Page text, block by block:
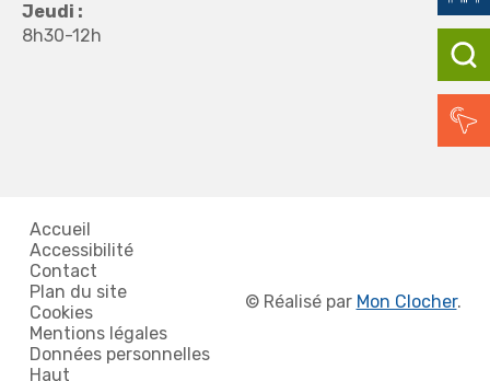
Jeudi :
8h30-12h
Accueil
Accessibilité
Contact
Plan du site
Cookies
Mentions légales
Données personnelles
Haut
© Réalisé par Mon Clocher.